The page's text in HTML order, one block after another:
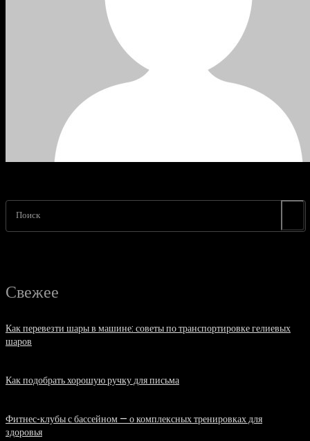
Поиск
Свежее
Как перевезти шары в машине: советы по транспортировке гелиевых
шаров
Как подобрать хорошую ручку для письма
Фитнес-клубы с бассейном — о комплексных тренировках для
здоровья